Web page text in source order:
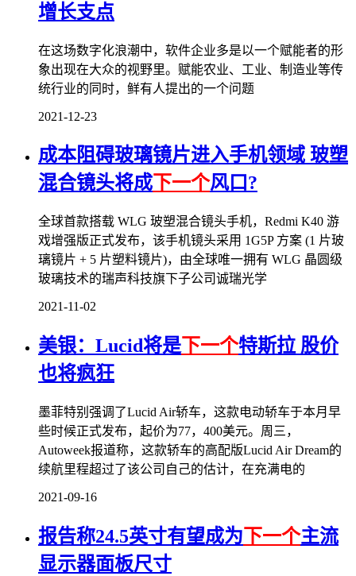
增长支点
在这场数字化浪潮中，软件企业多是以一个赋能者的形
象出现在大众的视野里。赋能农业、工业、制造业等传
统行业的同时，鲜有人提出的一个问题
2021-12-23
成本阻碍玻璃镜片进入手机领域 玻塑
混合镜头将成 下一个风口?
全球首款搭载 WLG 玻塑混合镜头手机，Redmi K40 游
戏增强版正式发布，该手机镜头采用 1G5P 方案 (1 片玻
璃镜片 + 5 片塑料镜片)，由全球唯一拥有 WLG 晶圆级
玻璃技术的瑞声科技旗下子公司诚瑞光学
2021-11-02
美银：Lucid将是下一个特斯拉 股价
也将疯狂
墨菲特别强调了Lucid Air轿车，这款电动轿车于本月早
些时候正式发布，起价为77，400美元。周三，
Autoweek报道称，这款轿车的高配版Lucid Air Dream的
续航里程超过了该公司自己的估计，在充满电的
2021-09-16
报告称24.5英寸有望成为下一个主流
显示器面板尺寸